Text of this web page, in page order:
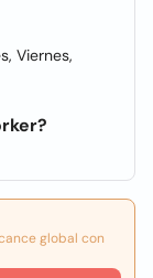
Viernes,
global con